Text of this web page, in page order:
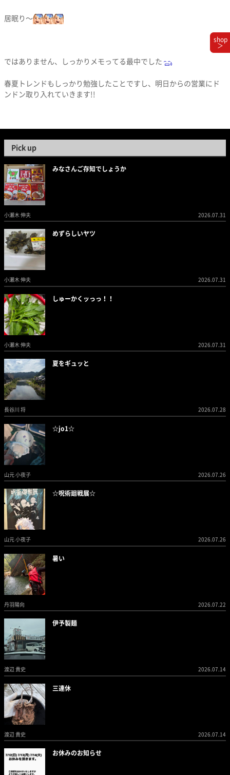
居眠り〜
ではありません、しっかりメモってる最中でした
春夏トレンドもしっかり勉強したことですし、明日からの営業にド
ンドン取り入れていきます!!
Pick up
みなさんご存知でしょうか
小瀬木 伸夫 2026.07.31
めずらしいヤツ
小瀬木 伸夫 2026.07.31
しゅーかくッっっ！！
小瀬木 伸夫 2026.07.31
夏をギュッと
長谷川 将 2026.07.28
☆jo1☆
山元 小夜子 2026.07.26
☆呪術廻戦展☆
山元 小夜子 2026.07.26
暑い
丹羽陽向 2026.07.22
伊予製麺
渡辺 貴史 2026.07.14
三連休
渡辺 貴史 2026.07.14
お休みのお知らせ
shop
＞